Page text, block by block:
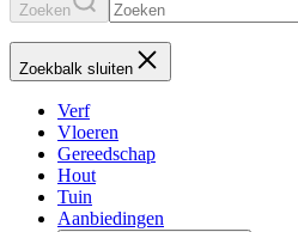
Zoeken
Zoekbalk sluiten
Verf
Vloeren
Gereedschap
Hout
Tuin
Aanbiedingen